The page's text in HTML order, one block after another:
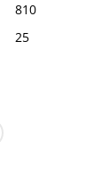
810
25